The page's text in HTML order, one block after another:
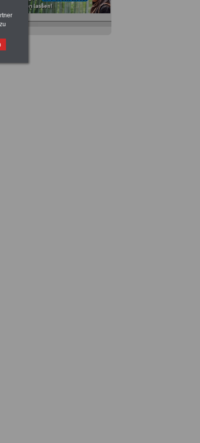
OnlineBuch Nebentätigkeit sind Sie
für nur 7,50 Euro auf der sicheren Seite